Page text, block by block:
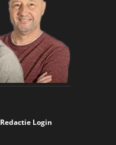
Redactie Login